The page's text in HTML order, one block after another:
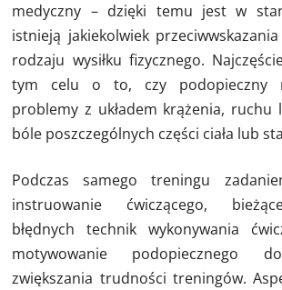
medyczny – dzięki temu jest w
istnieją jakiekolwiek
rodzaju wysiłku fizycznego.
tym celu o to, czy podopieczny
problemy z układem krążenia, ruchu
bóle poszczególnych części ciała lub
Podczas samego treningu
instruowanie ćwiczącego,
błędnych technik wykonywania
motywowanie podopiecznego
zwiększania trudności treningów.